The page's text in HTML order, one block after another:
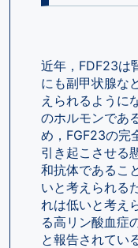
近年，FDF23は
にも副甲状腺な
えられるように
のホルモンであ
め，FGF23の完
引き起こさせる
和抗体であるこ
いと考えられる
れは低いと考え
る高リン酸血症
と報告されてい